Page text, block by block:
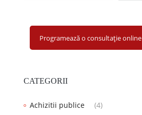
Programează o consultație online
CATEGORII
Achizitii publice
(4)